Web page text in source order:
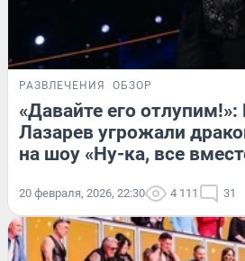
РАЗВЛЕЧЕНИЯ ОБЗОР
«Давайте его отлупим!»:
Лазарев угрожали
на шоу «Ну-ка, все
20 февраля, 2026, 22:30 4 111 31